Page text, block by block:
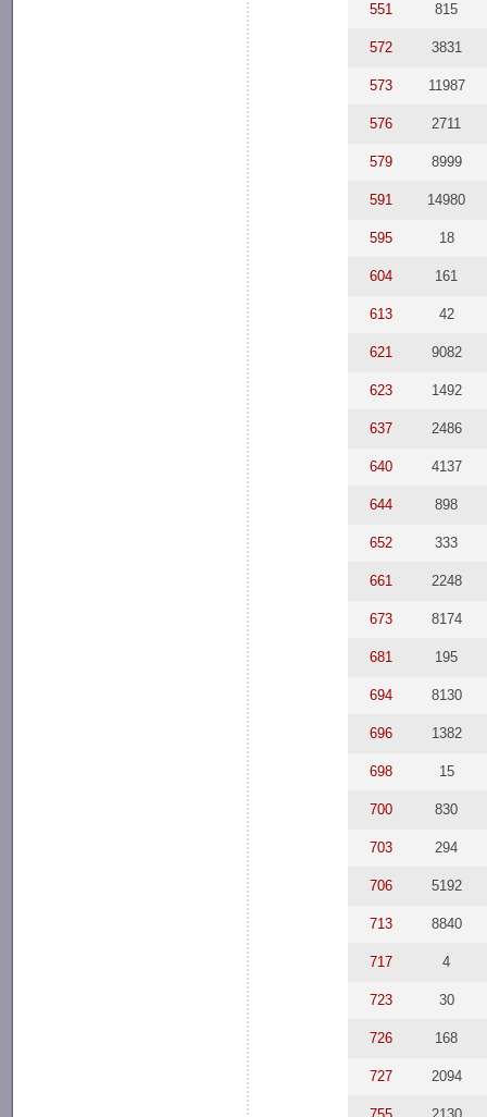
551 815
572 3831
573 11987
576 2711
579 8999
591 14980
595 18
604 161
613 42
621 9082
623 1492
637 2486
640 4137
644 898
652 333
661 2248
673 8174
681 195
694 8130
696 1382
698 15
700 830
703 294
706 5192
713 8840
717 4
723 30
726 168
727 2094